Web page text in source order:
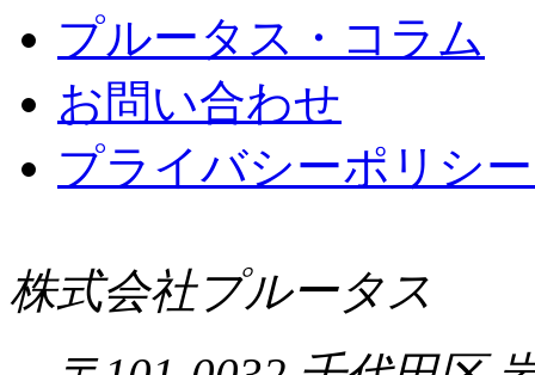
プルータス・コラム
お問い合わせ
プライバシーポリシ
株式会社プルータス